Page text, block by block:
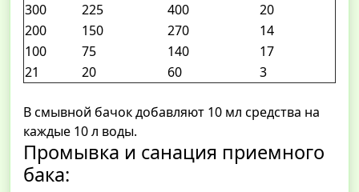
300
225 400
20
200
150 270
14
100
75 140
17
21
20 60 3
В смывной бачок добавляют 10 мл средства на
каждые 10 л воды.
Промывка и санация приемного
бака: